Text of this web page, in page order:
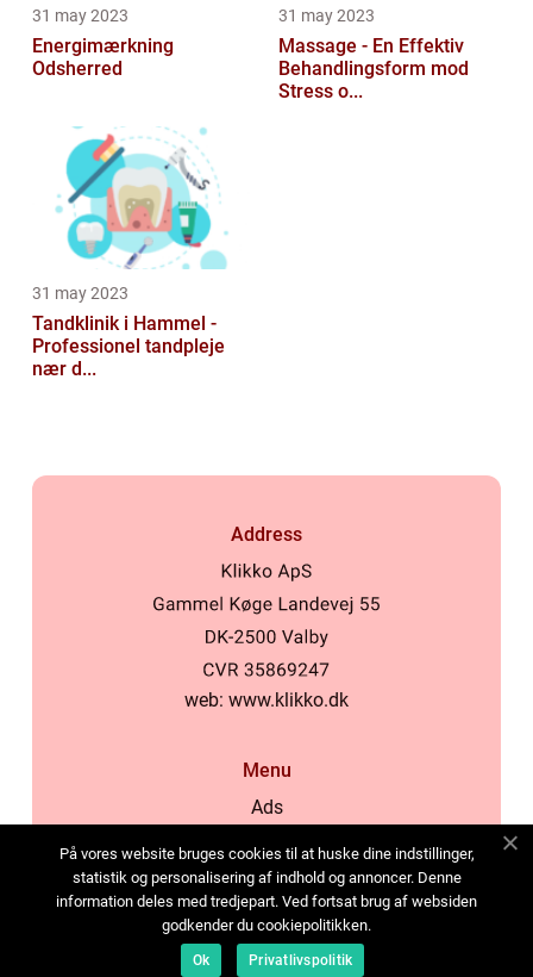
31 may 2023
Energimærkning
Odsherred
31 may 2023
Massage - En Effektiv
Behandlingsform mod
Stress o...
31 may 2023
Tandklinik i Hammel -
Professionel tandpleje
nær d...
Address
web: www.klikko.dk
Menu
Ads
Cookies
Contact
Sitemap
På vores website bruges cookies til at huske dine indstillinger,
statistik og personalisering af indhold og annoncer. Denne
information deles med tredjepart. Ved fortsat brug af websiden
godkender du cookiepolitikken.
Ok Privatlivspolitik